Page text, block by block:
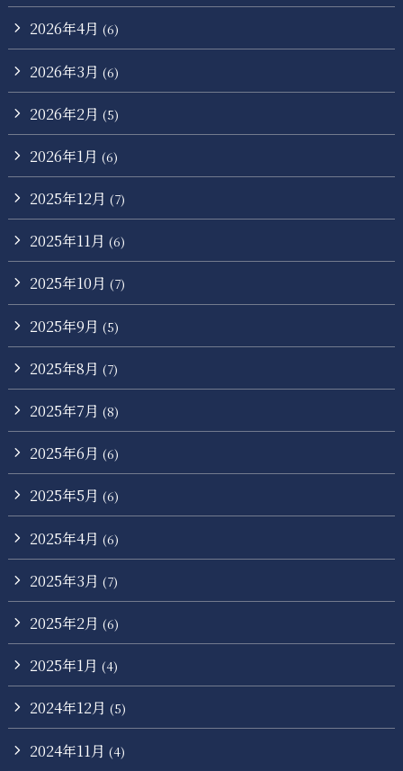
2026年4月 (6)
2026年3月 (6)
2026年2月 (5)
2026年1月 (6)
2025年12月 (7)
2025年11月 (6)
2025年10月 (7)
2025年9月 (5)
2025年8月 (7)
2025年7月 (8)
2025年6月 (6)
2025年5月 (6)
2025年4月 (6)
2025年3月 (7)
2025年2月 (6)
2025年1月 (4)
2024年12月 (5)
2024年11月 (4)